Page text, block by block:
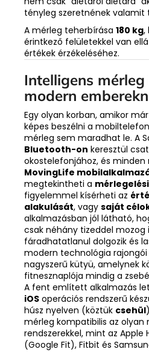
tényleg szeretnének valamit
A mérleg teherbírása 180 kg,
érintkező felületekkel van
értékek érzékeléséhez.
Intelligens
modern
Egy olyan korban, amikor
képes beszélni a
mérleg sem maradhat le. A
Bluetooth-on keresztül
okostelefonjához, és
MovingLife
megtekintheti a
figyelemmel kísérheti az
alakulását, vagy saját
alkalmazásban jól látható,
csak néhány tizeddel mozog
fáradhatatlanul dolgozik és
modern technológia
nagyszerű kütyü, amelynek
fitnesznaplója mindig a
A fent említett alkalmazás
iOS operációs rendszerű
húsz nyelven (köztük csehül
mérleg kompatibilis az olyan
rendszerekkel, mint az Apple
(Google Fit), Fitbit és